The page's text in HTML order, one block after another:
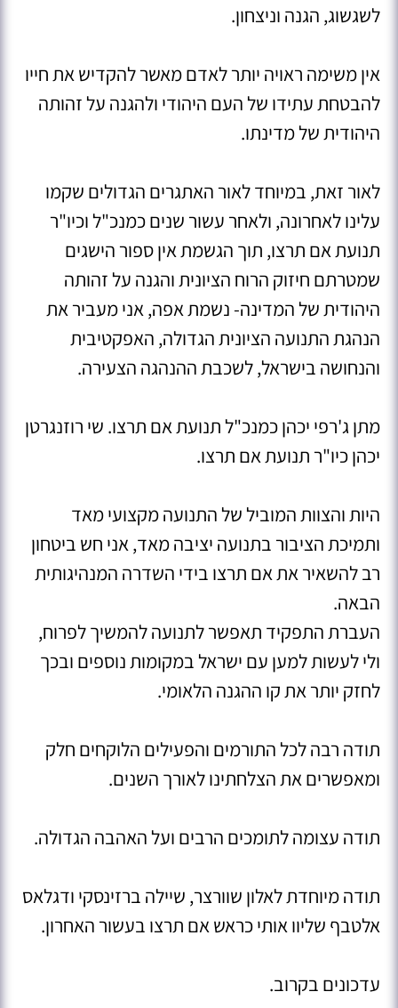
לשגשוג, הגנה וניצחון.
אין משימה ראויה יותר לאדם מאשר להקדיש את חייו
להבטחת עתידו של העם היהודי ולהגנה על זהותה
היהודית של מדינתו.
לאור זאת, במיוחד לאור האתגרים הגדולים שקמו
עלינו לאחרונה, ולאחר עשור שנים כמנכ"ל וכיו"ר
תנועת אם תרצו, תוך הגשמת אין ספור הישגים
שמטרתם חיזוק הרוח הציונית והגנה על זהותה
היהודית של המדינה- נשמת אפה, אני מעביר את
הנהגת התנועה הציונית הגדולה, האפקטיבית
והנחושה בישראל, לשכבת ההנהגה הצעירה.
מתן ג'רפי יכהן כמנכ"ל תנועת אם תרצו. שי רוזנגרטן
יכהן כיו"ר תנועת אם תרצו.
היות והצוות המוביל של התנועה מקצועי מאד
ותמיכת הציבור בתנועה יציבה מאד, אני חש ביטחון
רב להשאיר את אם תרצו בידי השדרה המנהיגותית
הבאה.
העברת התפקיד תאפשר לתנועה להמשיך לפרוח,
ולי לעשות למען עם ישראל במקומות נוספים ובכך
לחזק יותר את קו ההגנה הלאומי.
תודה רבה לכל התורמים והפעילים הלוקחים חלק
ומאפשרים את הצלחתינו לאורך השנים.
תודה עצומה לתומכים הרבים ועל האהבה הגדולה.
תודה מיוחדת לאלון שוורצר, שיילה ברזינסקי ודגלאס
אלטבף שליוו אותי כראש אם תרצו בעשור האחרון.
עדכונים בקרוב.